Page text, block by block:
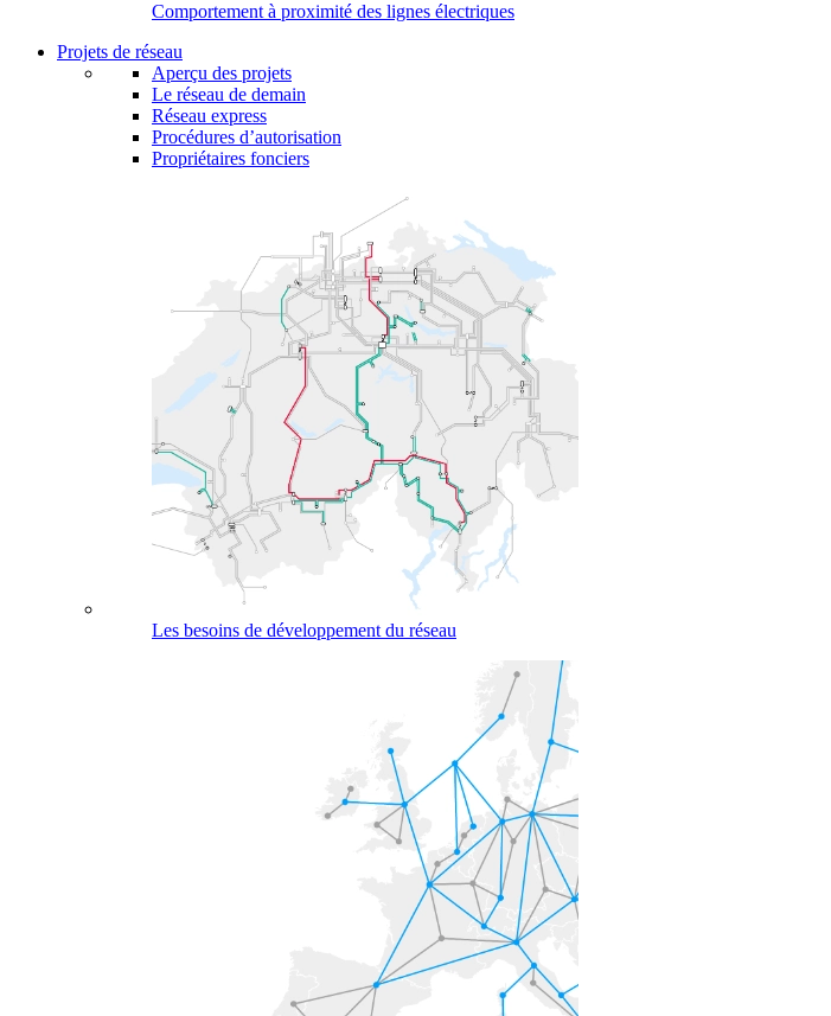
Comportement à proximité des lignes électriques
Projets de réseau
Aperçu des projets
Le réseau de demain
Réseau express
Procédures d’autorisation
Propriétaires fonciers
Les besoins de développement du réseau